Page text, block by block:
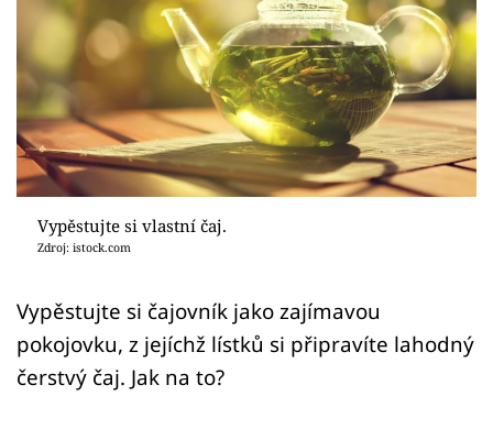
Design
Sledujte prima+
Přihlášení
Sledujte nás
Vypěstujte si vlastní čaj.
Zdroj: istock.com
Vypěstujte si čajovník jako zajímavou
pokojovku, z jejíchž lístků si připravíte lahodný
čerstvý čaj. Jak na to?